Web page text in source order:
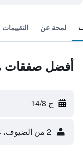
لمحة عن التقييمات
أفضل صفقات
ج 14/8
2 من الضيوف، غرفة واحدة